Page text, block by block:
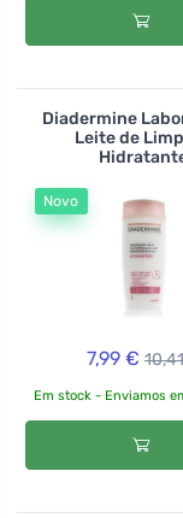
Diadermine
Leite de
Novo
7,99 €
Em stock - Enviamos